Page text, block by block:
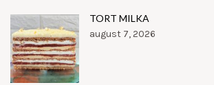
TORT MILKA
august 7, 2026